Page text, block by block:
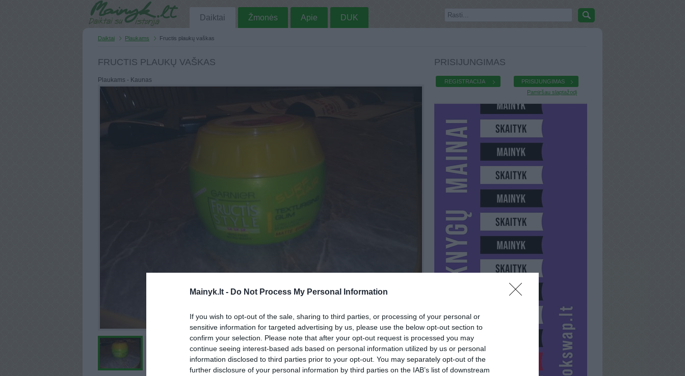
Mainyk.lt - Do Not Process My Personal Information
If you wish to opt-out of the sale, sharing to third parties, or processing of your personal or
sensitive information for targeted advertising by us, please use the below opt-out section to
confirm your selection. Please note that after your opt-out request is processed you may
continue seeing interest-based ads based on personal information utilized by us or personal
information disclosed to third parties prior to your opt-out. You may separately opt-out of the
further disclosure of your personal information by third parties on the IAB’s list of downstream
Daiktai Žmonės Apie DUK
Daiktai Plaukams Fructis plaukų vaškas
FRUCTIS PLAUKŲ VAŠKAS
Plaukams - Kaunas
PRISIJUNGIMAS
REGISTRACIJA
PRISIJUNGIMAS
Pamiršau slaptažodį